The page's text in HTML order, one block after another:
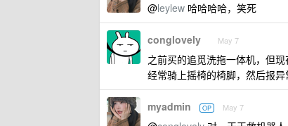
@leylew 哈哈哈哈，笑死
conglovely May 7
之前买的追觅洗拖一体机，但
经常骑上摇椅的椅脚，然后报
myadmin OP May 7